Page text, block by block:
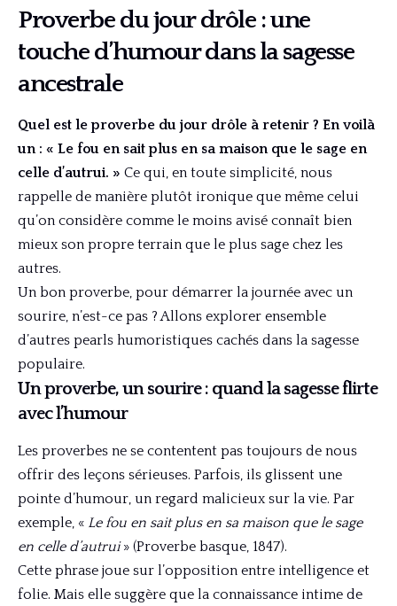
Proverbe du jour drôle : une
touche d’humour dans la sagesse
ancestrale
Quel est le proverbe du jour drôle à retenir ? En voilà
un : « Le fou en sait plus en sa maison que le sage en
celle d’autrui. » Ce qui, en toute simplicité, nous
rappelle de manière plutôt ironique que même celui
qu’on considère comme le moins avisé connaît bien
mieux son propre terrain que le plus sage chez les
autres.
Un bon proverbe, pour démarrer la journée avec un
sourire, n’est-ce pas ? Allons explorer ensemble
d’autres pearls humoristiques cachés dans la sagesse
populaire.
Un proverbe, un sourire : quand la sagesse flirte
avec l’humour
Les proverbes ne se contentent pas toujours de nous
offrir des leçons sérieuses. Parfois, ils glissent une
pointe d’humour, un regard malicieux sur la vie. Par
exemple, « Le fou en sait plus en sa maison que le sage
en celle d’autrui» (Proverbe basque, 1847).
Cette phrase joue sur l’opposition entre intelligence et
folie. Mais elle suggère que la connaissance intime de